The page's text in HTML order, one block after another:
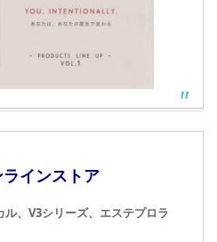
インストア
ル、V3シリーズ、エステプロラ